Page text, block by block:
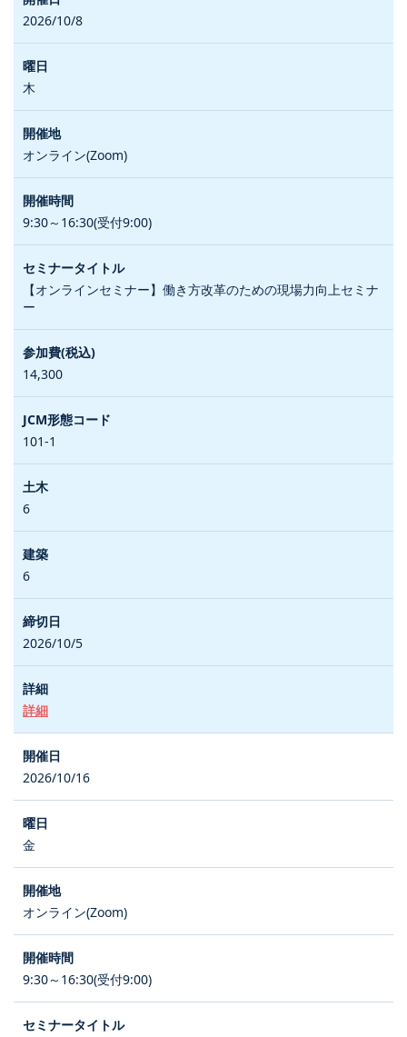
2026/10/8
木
オンライン(Zoom)
9:30～16:30(受付9:00)
【オンラインセミナー】働き方改革のための現場力向上セミナ
ー
14,300
101-1
6
6
2026/10/5
詳細
2026/10/16
金
オンライン(Zoom)
9:30～16:30(受付9:00)